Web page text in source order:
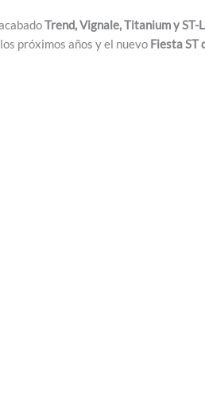
Trend, Vignale, Titanium y ST-
próximos años y el nuevo Fiesta ST